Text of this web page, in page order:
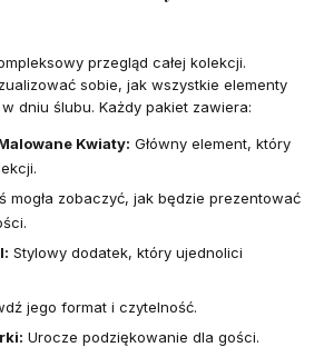
przegląd całej kolekcji.
sobie, jak wszystkie elementy
w dniu ślubu. Każdy pakiet zawiera:
Kwiaty: Główny element, który
mogła zobaczyć, jak będzie prezentować
Stylowy dodatek, który ujednolici
jego format i czytelność.
Urocze podziękowanie dla gości.